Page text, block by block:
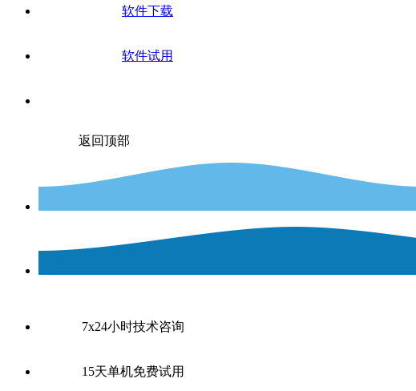
软件下载
软件试用
返回顶部
7x24小时技术咨询
15天单机免费试用